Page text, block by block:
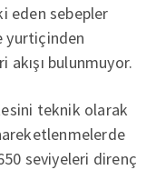
eden sebepler
yurtiçinden
bulunmuyor.
teknik olarak
seviyeleri direnç